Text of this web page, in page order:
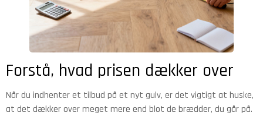
Forstå, hvad prisen dækker over
Når du indhenter et tilbud på et nyt gulv, er det vigtigt at huske,
at det dækker over meget mere end blot de brædder, du går på.